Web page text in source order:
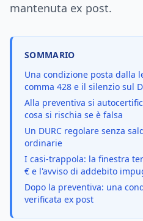
mantenuta ex post.
SOMMARIO
Una condizione posta dalla
comma 428 e il silenzio sul
Alla preventiva si
cosa si rischia se è falsa
Un DURC regolare senza
ordinarie
I casi-trappola: la finestra
€ e l'avviso di addebito
Dopo la preventiva: una
verificata ex post